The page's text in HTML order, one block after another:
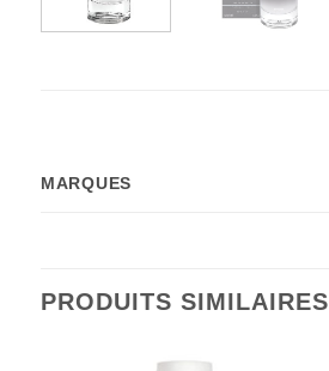
MARQUES
PRODUITS SIMILAIRES